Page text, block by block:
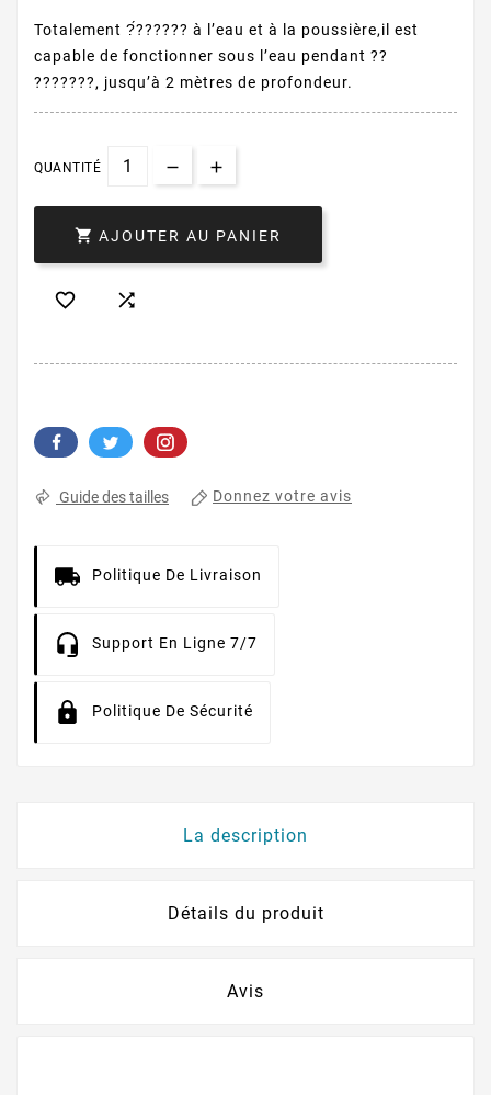
Totalement ?́?????? à l’eau et à la poussière,il est
capable de fonctionner sous l’eau pendant ??
???????, jusqu’à 2 mètres de profondeur.
QUANTITÉ
 AJOUTER AU PANIER
 
Guide des tailles Donnez votre avis
Politique De Livraison
Support En Ligne 7/7
Politique De Sécurité
La description
Détails du produit
Avis